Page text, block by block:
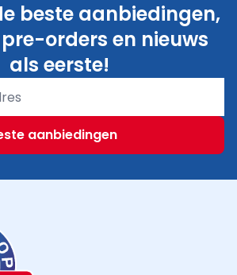
beste aanbiedingen,
orders en nieuws
als eerste!
aanbiedingen